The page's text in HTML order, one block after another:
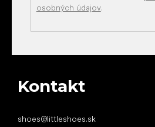
osobných údajov.
Kontakt
shoes@littleshoes.sk